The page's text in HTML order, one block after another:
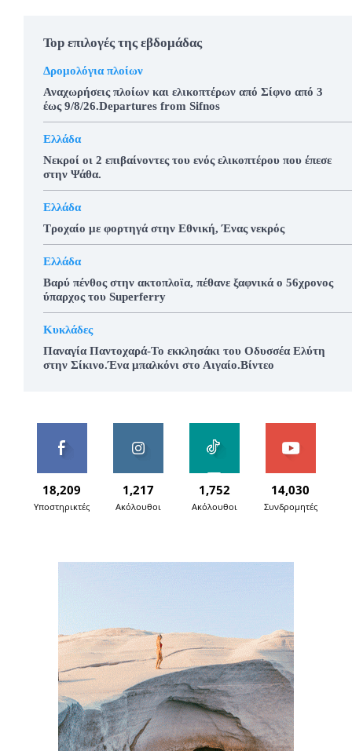
Top επιλογές της εβδομάδας
Δρομολόγια πλοίων
Αναχωρήσεις πλοίων και ελικοπτέρων από Σίφνο από 3
έως 9/8/26.Departures from Sifnos
Ελλάδα
Νεκροί οι 2 επιβαίνοντες του ενός ελικοπτέρου που έπεσε
στην Ψάθα.
Ελλάδα
Τροχαίο με φορτηγά στην Εθνική, Ένας νεκρός
Ελλάδα
Βαρύ πένθος στην ακτοπλοϊα, πέθανε ξαφνικά ο 56χρονος
ύπαρχος του Superferry
Κυκλάδες
Παναγία Παντοχαρά-Το εκκλησάκι του Οδυσσέα Ελύτη
στην Σίκινο.Ένα μπαλκόνι στο Αιγαίο.Βίντεο
18,209
Υποστηρικτές
1,217
Ακόλουθοι
1,752
Ακόλουθοι
14,030
Συνδρομητές